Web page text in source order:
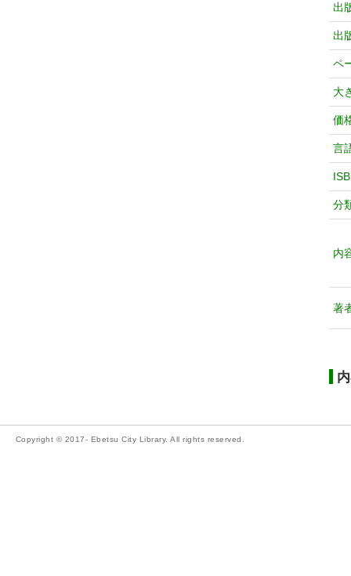
出
出
ペ
大
価
言
分
内
著
Copyright © 2017- Ebetsu City Library. All rights reserved.